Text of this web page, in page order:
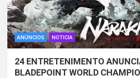
ANÚNCIOS NOTICIA
24 ENTRETENIMENTO
BLADEPOINT WORLD